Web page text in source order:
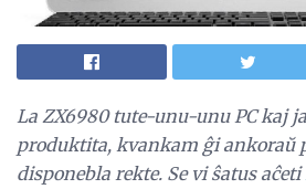
La ZX6980 tute-unu-unu PC kaj
produktita, kvankam ĝi ankoraŭ
disponebla rekte. Se vi ŝatus aĉeti